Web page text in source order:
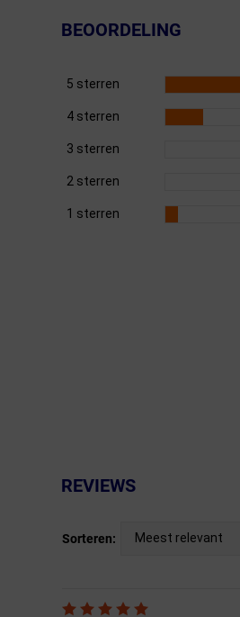
Fietsonderhoud
Fietstassen & Rugzakken
Hardlopen
BEOORDELING
5 sterren
4 sterren
3 sterren
2 sterren
1 sterren
REVIEWS
Sorteren: Meest relevant